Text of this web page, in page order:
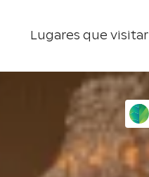
Lugares que visitar